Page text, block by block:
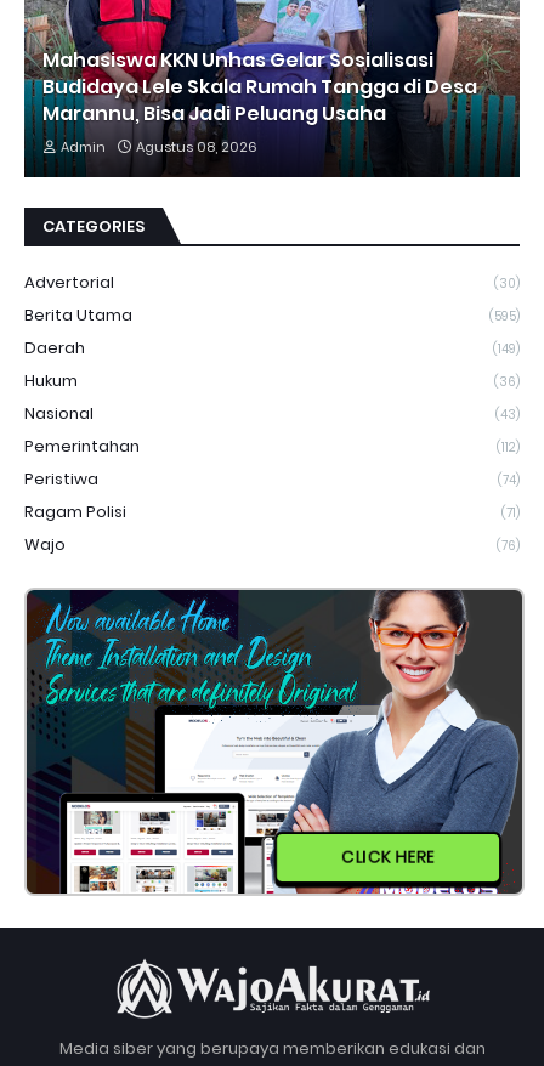
Mahasiswa KKN Unhas Gelar Sosialisasi
Budidaya Lele Skala Rumah Tangga di Desa
Marannu, Bisa Jadi Peluang Usaha
Admin Agustus 08, 2026
CATEGORIES
Advertorial (30)
Berita Utama (595)
Daerah (149)
Hukum (36)
Nasional (43)
Pemerintahan (112)
Peristiwa (74)
Ragam Polisi (71)
Wajo (76)
CLICK HERE
Media siber yang berupaya memberikan edukasi dan